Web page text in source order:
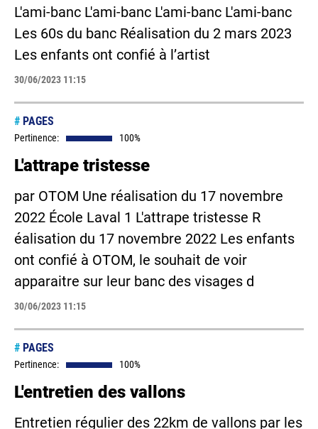
L'ami-banc L'ami-banc L'ami-banc L'ami-banc
Les 60s du banc Réalisation du 2 mars 2023
Les enfants ont confié à l’artist
30/06/2023 11:15
# PAGES
Pertinence: 100%
L'attrape tristesse
par OTOM Une réalisation du 17 novembre
2022 École Laval 1 L'attrape tristesse R
éalisation du 17 novembre 2022 Les enfants
ont confié à OTOM, le souhait de voir
apparaitre sur leur banc des visages d
30/06/2023 11:15
# PAGES
Pertinence: 100%
L'entretien des vallons
Entretien régulier des 22km de vallons par les